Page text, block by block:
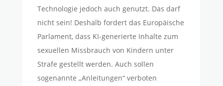
Technologie jedoch auch genutzt. Das darf
nicht sein! Deshalb fordert das Europäische
Parlament, dass KI-generierte Inhalte zum
sexuellen Missbrauch von Kindern unter
Strafe gestellt werden. Auch sollen
sogenannte „Anleitungen“ verboten